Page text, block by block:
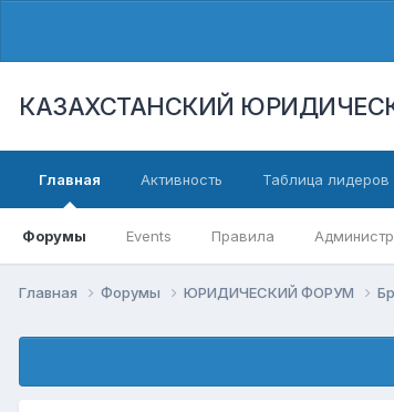
КАЗАХСТАНСКИЙ
Главная
Форумы Events Правила
Активность Таблица лидеров
Главная Форумы ЮРИДИЧЕСКИЙ ФОРУМ